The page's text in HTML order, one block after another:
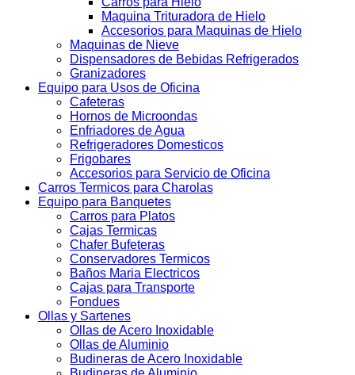
Maquina Trituradora de Hielo
Accesorios para Maquinas de Hielo
Maquinas de Nieve
Dispensadores de Bebidas Refrigerados
Granizadores
Equipo para Usos de Oficina
Cafeteras
Hornos de Microondas
Enfriadores de Agua
Refrigeradores Domesticos
Frigobares
Accesorios para Servicio de Oficina
Carros Termicos para Charolas
Equipo para Banquetes
Carros para Platos
Cajas Termicas
Chafer Bufeteras
Conservadores Termicos
Baños Maria Electricos
Cajas para Transporte
Fondues
Ollas y Sartenes
Ollas de Acero Inoxidable
Ollas de Aluminio
Budineras de Acero Inoxidable